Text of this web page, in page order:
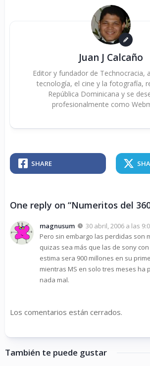
Juan J Calcaño
Editor y fundador de Technocracia,
tecnología, el cine y la fotografía,
República Dominicana y se
profesionalmente como
SHARE
One reply on “Numeritos del
magnusum
30 abril, 2006 a las
Pero sin embargo las perdidas son
quizas sea más que las de sony
estima sera 900 millones en su
mientras MS en solo tres meses ha
nada mal.
Los comentarios están cerrados.
También te puede gustar